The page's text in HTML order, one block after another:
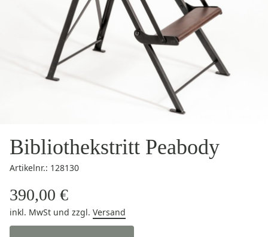
Bibliothekstritt Peabody
Artikelnr.: 128130
390,00 €
inkl. MwSt und zzgl. Versand